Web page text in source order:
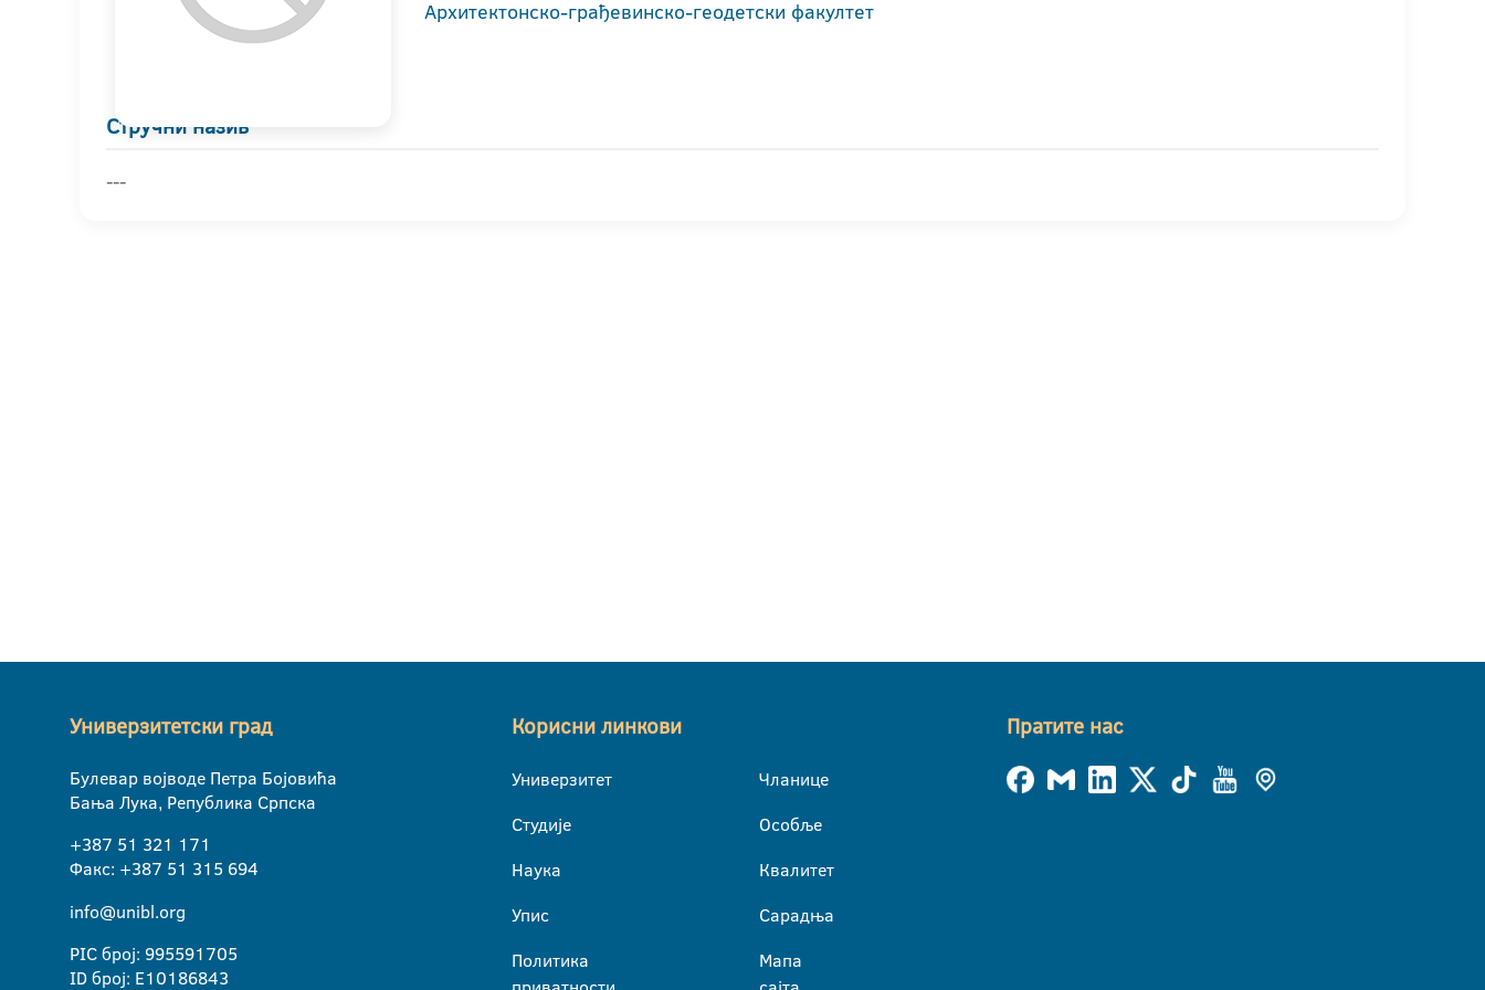
Архитектонско-грађевинско-геодетски факултет
Стручни назив
---
Универзитетски град
Булевар војводе Петра Бојовића
Бања Лука, Република Српска
+387 51 321 171
Факс: +387 51 315 694
info@unibl.org
PIC број: 995591705
ID број: E10186843
Корисни линкови
Универзитет
Студије
Наука
Упис
Политика
Чланице
Особље
Квалитет
Сарадња
Мапа
Пратите нас